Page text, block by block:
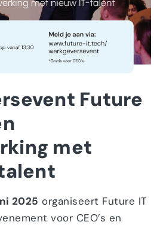
Future
met
2025 organiseert Future IT
voor CEO’s en